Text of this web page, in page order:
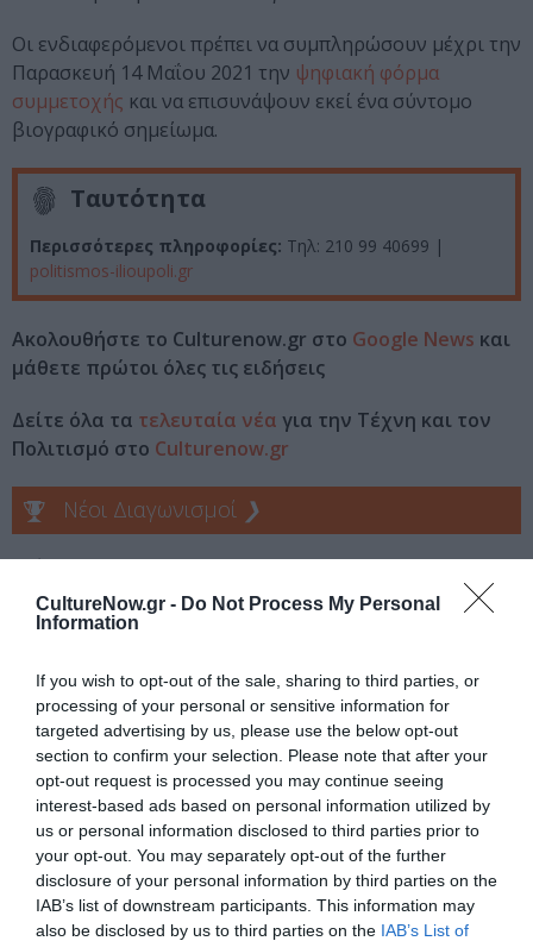
CultureNow.gr - Do Not Process My Personal
Information
If you wish to opt-out of the sale, sharing to third parties, or
processing of your personal or sensitive information for
targeted advertising by us, please use the below opt-out
section to confirm your selection. Please note that after your
opt-out request is processed you may continue seeing
interest-based ads based on personal information utilized by
us or personal information disclosed to third parties prior to
your opt-out. You may separately opt-out of the further
disclosure of your personal information by third parties on the
IAB’s list of downstream participants. This information may
also be disclosed by us to third parties on the IAB’s List of
Οι ενδιαφερόμενοι πρέπει να συμπληρώσουν μέχρι την
Παρασκευή 14 Μαΐου 2021 την ψηφιακή φόρμα
συμμετοχής και να επισυνάψουν εκεί ένα σύντομο
βιογραφικό σημείωμα.
Ταυτότητα
Περισσότερες πληροφορίες: Τηλ: 210 99 40699 |
politismos-ilioupoli.gr
Ακολουθήστε το Culturenow.gr στο Google News και
μάθετε πρώτοι όλες τις ειδήσεις
Δείτε όλα τα τελευταία νέα για την Τέχνη και τον
Πολιτισμό στο Culturenow.gr
Νέοι Διαγωνισμοί ❯
ΑΝΑΚΟΙΝΩΣΕΙΣ
ΔΙΑΓΩΝΙΣΜΟΙ – ΑΚΡΟΑΣΕΙΣ
ΦΕΣΤΙΒΑΛ ΗΛΙΟΥΠΟΛΗΣ
Newsletter
Κάθε βδομάδα στο e-mail σας τα τελευταία νέα για
την Τέχνη και τον Πολιτισμό!